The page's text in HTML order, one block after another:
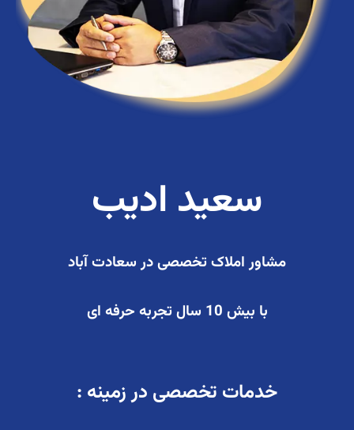
سعید ادیب
مشاور املاک تخصصی در سعادت آباد
با بیش 10 سال تجربه حرفه ای
خدمات تخصصی در زمینه :